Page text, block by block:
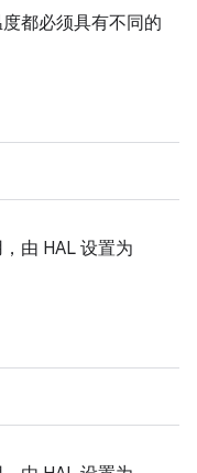
都必须具有不同的
由 HAL 设置为